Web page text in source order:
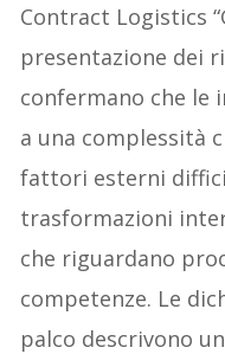
Contract Logistics
presentazione dei
confermano che le
a una complessità
fattori esterni
trasformazioni
che riguardano
competenze. Le
palco descrivono